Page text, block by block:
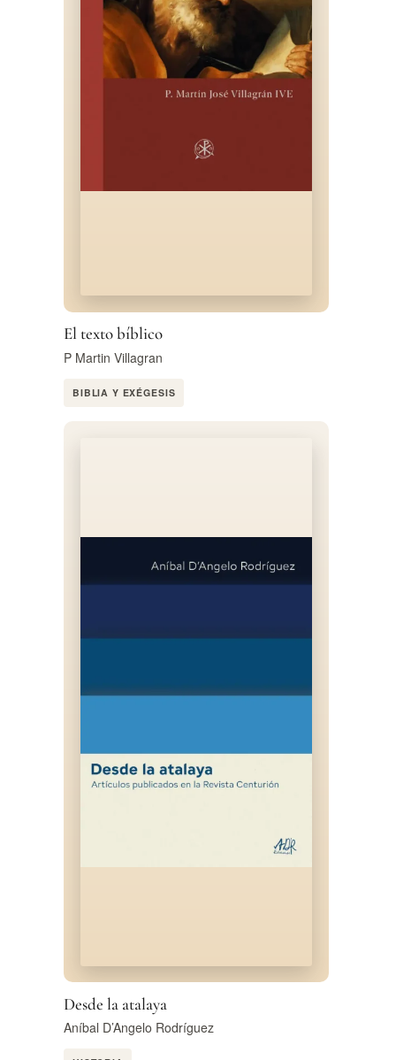
El texto bíblico
P Martin Villagran
BIBLIA Y EXÉGESIS
Desde la atalaya
Aníbal D’Angelo Rodríguez